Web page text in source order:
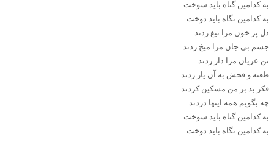
به کدامین گناه باید سوخت
به کدامین نگاه باید دوخت
دل پر خون مرا تیغ زدند
جسم بی جان مرا میخ زدند
تن عریان مرا دار زدند
طعنه و فحش به آن یار زدند
فکر بد بر من مسکین کردند
چه بگویم همه اینها دردند
به کدامین گناه باید سوخت
به کدامین نگاه باید دوخت